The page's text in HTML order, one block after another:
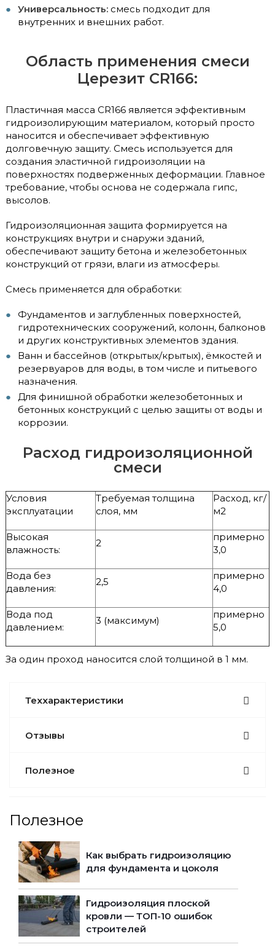
Универсальность: смесь подходит для
внутренних и внешних работ.
Область применения смеси
Церезит CR166:
Пластичная масса CR166 является эффективным
гидроизолирующим материалом, который просто
наносится и обеспечивает эффективную
долговечную защиту. Смесь используется для
создания эластичной гидроизоляции на
поверхностях подверженных деформации. Главное
требование, чтобы основа не содержала гипс,
высолов.
Гидроизоляционная защита формируется на
конструкциях внутри и снаружи зданий,
обеспечивают защиту бетона и железобетонных
конструкций от грязи, влаги из атмосферы.
Смесь применяется для обработки:
Фундаментов и заглубленных поверхностей,
гидротехнических сооружений, колонн, балконов
и других конструктивных элементов здания.
Ванн и бассейнов (открытых/крытых), ёмкостей и
резервуаров для воды, в том числе и питьевого
назначения.
Для финишной обработки железобетонных и
бетонных конструкций с целью защиты от воды и
коррозии.
Расход гидроизоляционной
смеси
Условия
эксплуатации
Требуемая толщина
слоя, мм
Расход, кг/
м2
Высокая
влажность:
2
примерно
3,0
Вода без
давления:
2,5
примерно
4,0
Вода под
давлением:
3 (максимум)
примерно
5,0
За один проход наносится слой толщиной в 1 мм.
Теххарактеристики
Отзывы
Полезное
Полезное
Как выбрать гидроизоляцию
для фундамента и цоколя
Гидроизоляция плоской
кровли — ТОП-10 ошибок
строителей